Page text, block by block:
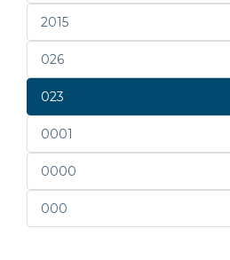
2015
026
023
0001
0000
000